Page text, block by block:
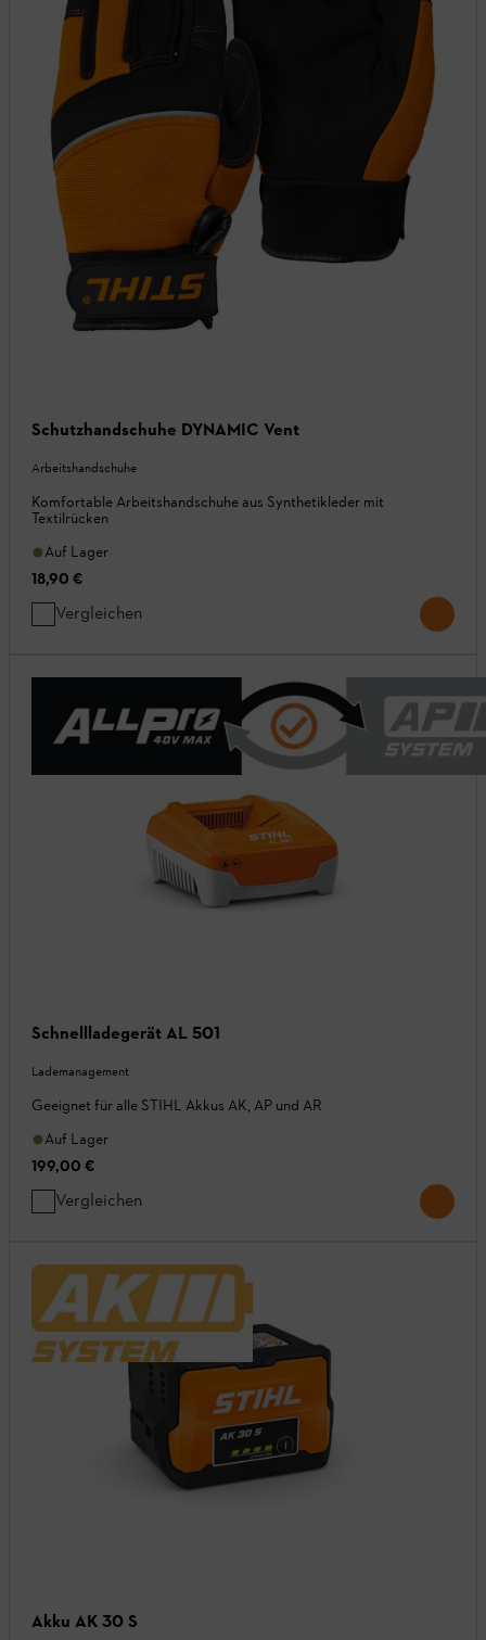
Schutzhandschuhe DYNAMIC Vent
Arbeitshandschuhe
Komfortable Arbeitshandschuhe aus Synthetikleder mit
Textilrücken
Auf Lager
18,90 €
Vergleichen
Schnellladegerät AL 501
Lademanagement
Geeignet für alle STIHL Akkus AK, AP und AR
Auf Lager
199,00 €
Vergleichen
Akku AK 30 S